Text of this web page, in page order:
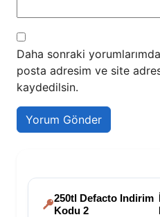
Daha sonraki
posta adresim ve site
kaydedilsin.
250tl Defacto Indirim
Kodu 2